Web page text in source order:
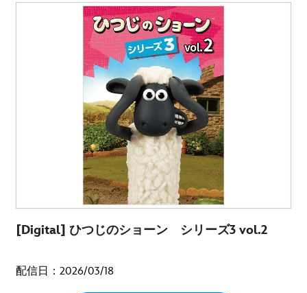
[Digital] ひつじのショーン シリーズ3 vol.2
配信日：2026/03/18